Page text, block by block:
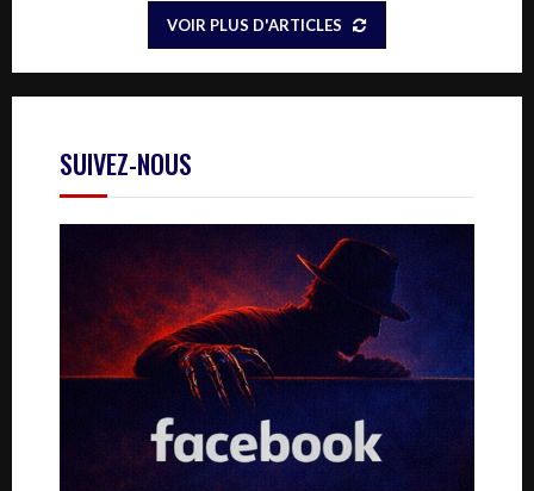
VOIR PLUS D'ARTICLES
SUIVEZ-NOUS